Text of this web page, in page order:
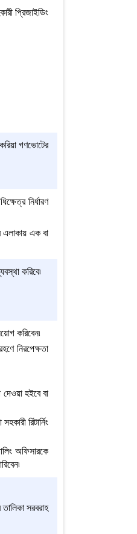
প্রিজাইডিং
গণভোটের
নির্ধারণ
এলাকায় এক বা
করিবে৷
করিবেন৷
নিরপেক্ষতা
হইবে বা
রিটার্নিং
অফিসারকে
সরবরাহ